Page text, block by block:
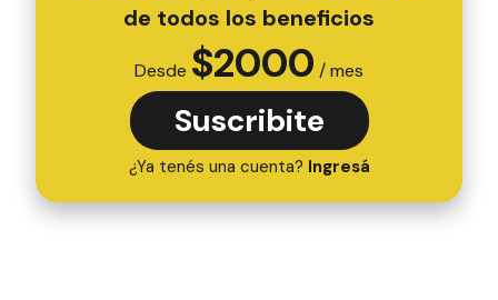
de todos los beneficios
Desde $2000 / mes
Suscribite
¿Ya tenés una cuenta? Ingresá